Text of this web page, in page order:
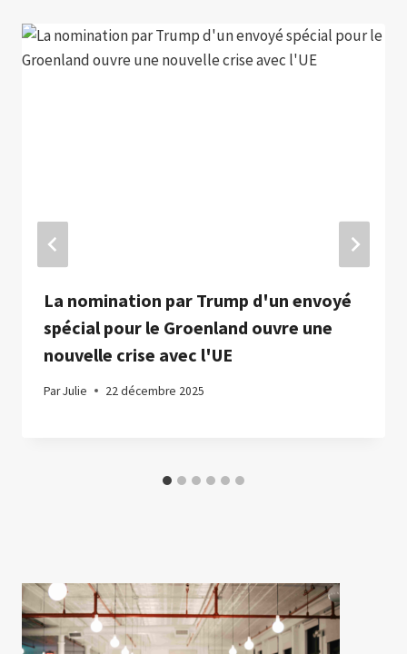
La nomination par Trump d'un envoyé
spécial pour le Groenland ouvre une
nouvelle crise avec l'UE
ParJulie 22 décembre 2025